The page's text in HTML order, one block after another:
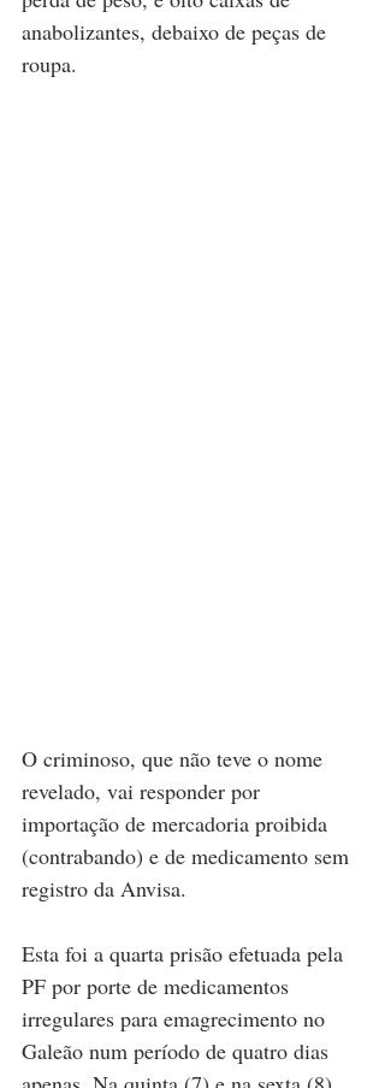
anabolizantes, debaixo de peças de
roupa.
O criminoso, que não teve o nome
revelado, vai responder por
importação de mercadoria proibida
(contrabando) e de medicamento sem
registro da Anvisa.
Esta foi a quarta prisão efetuada pela
PF por porte de medicamentos
irregulares para emagrecimento no
Galeão num período de quatro dias